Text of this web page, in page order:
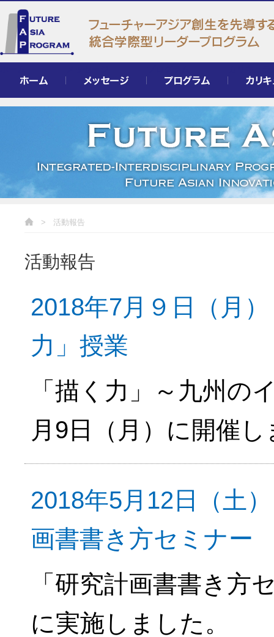
> 活動報告
活動報告
2018年7月９日（月
力」授業
「描く力」～九州の
月9日（月）に開催
2018年5月12日（土
画書書き方セミナー
「研究計画書書き方
に実施しました。